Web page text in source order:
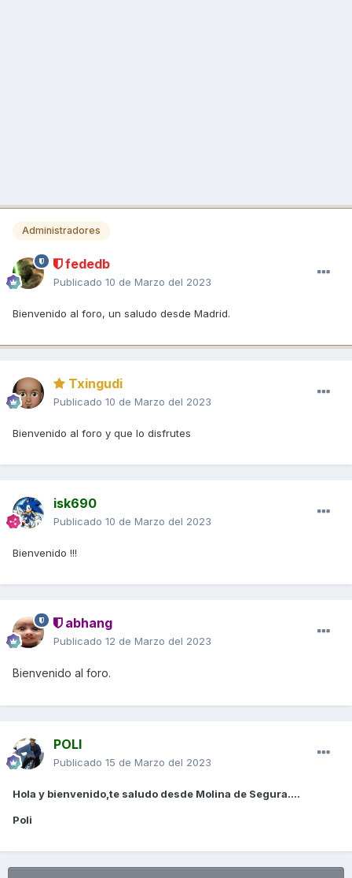
Administradores
fededb
Publicado 10 de Marzo del 2023
Bienvenido al foro, un saludo desde Madrid.
Txingudi
Publicado 10 de Marzo del 2023
Bienvenido al foro y que lo disfrutes
isk690
Publicado 10 de Marzo del 2023
Bienvenido !!!
abhang
Publicado 12 de Marzo del 2023
Bienvenido al foro.
POLI
Publicado 15 de Marzo del 2023
Hola y bienvenido,te saludo desde Molina de Segura....
Poli